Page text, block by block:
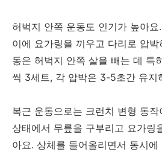
허벅지 안쪽 운동도 인기가 높아
이에 요가링을 끼우고 다리로 압
동은 허벅지 안쪽 살을 빼는 데 특
씩 3세트, 각 압박은 3-5초간 유지
복근 운동으로는 크런치 변형 동
상태에서 무릎을 구부리고 요가링
아요. 상체를 들어올리면서 동시